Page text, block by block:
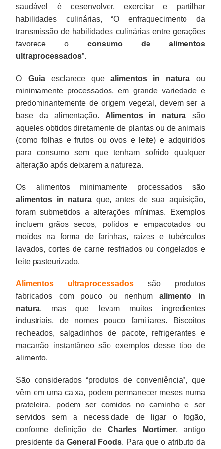
saudável é desenvolver, exercitar e partilhar
habilidades culinárias, “O enfraquecimento da
transmissão de habilidades culinárias entre gerações
favorece o consumo de alimentos
ultraprocessados”.
O Guiaesclarece quealimentos in natura ou
minimamente processados, em grande variedade e
predominantemente de origem vegetal, devem ser a
base da alimentação. Alimentos in natura são
aqueles obtidos diretamente de plantas ou de animais
(como folhas e frutos ou ovos e leite) e adquiridos
para consumo sem que tenham sofrido qualquer
alteração após deixarem a natureza.
Os alimentos minimamente processados são
alimentos in natura que, antes de sua aquisição,
foram submetidos a alterações mínimas. Exemplos
incluem grãos secos, polidos e empacotados ou
moídos na forma de farinhas, raízes e tubérculos
lavados, cortes de carne resfriados ou congelados e
leite pasteurizado.
Alimentos ultraprocessados são produtos
fabricados com pouco ou nenhumalimento in
natura, mas que levam muitos ingredientes
industriais, de nomes pouco familiares. Biscoitos
recheados, salgadinhos de pacote, refrigerantes e
macarrão instantâneo são exemplos desse tipo de
alimento.
São considerados “produtos de conveniência”, que
vêm em uma caixa, podem permanecer meses numa
prateleira, podem ser comidos no caminho e ser
servidos sem a necessidade de ligar o fogão,
conforme definição de Charles Mortimer, antigo
presidente da General Foods. Para que o atributo da